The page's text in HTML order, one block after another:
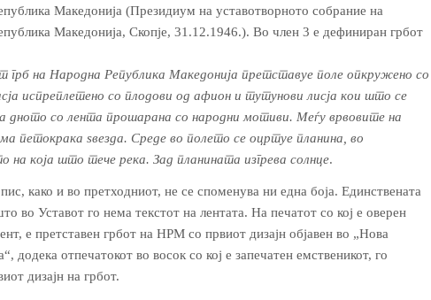
Македонија (Президиум на уставотворното собрание на
Македонија, Скопје, 31.12.1946.). Во член 3 е дефиниран грбот
на Народна Република Македонија претставуе поле опкружено со
испреплетено со плодови од афион и тутунови лисја кои што се
дното со лента прошарана со народни мотиви. Меѓу врвовите на
петокрака ѕвезда. Среде во полето се оцртуе планина, во
на која што тече река. Зад планината изгрева солнце.
како и во претходниот, не се споменува ни една боја. Единствената
во Уставот го нема текстот на лентата. На печатот со кој е оверен
е претставен грбот на НРМ со првиот дизајн објавен во „Нова
додека отпечатокот во восок со кој е запечатен емственикот, го
дизајн на грбот.